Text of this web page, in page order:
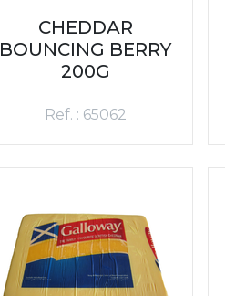
CHEDDAR
BOUNCING BERRY
200G
Ref. : 65062